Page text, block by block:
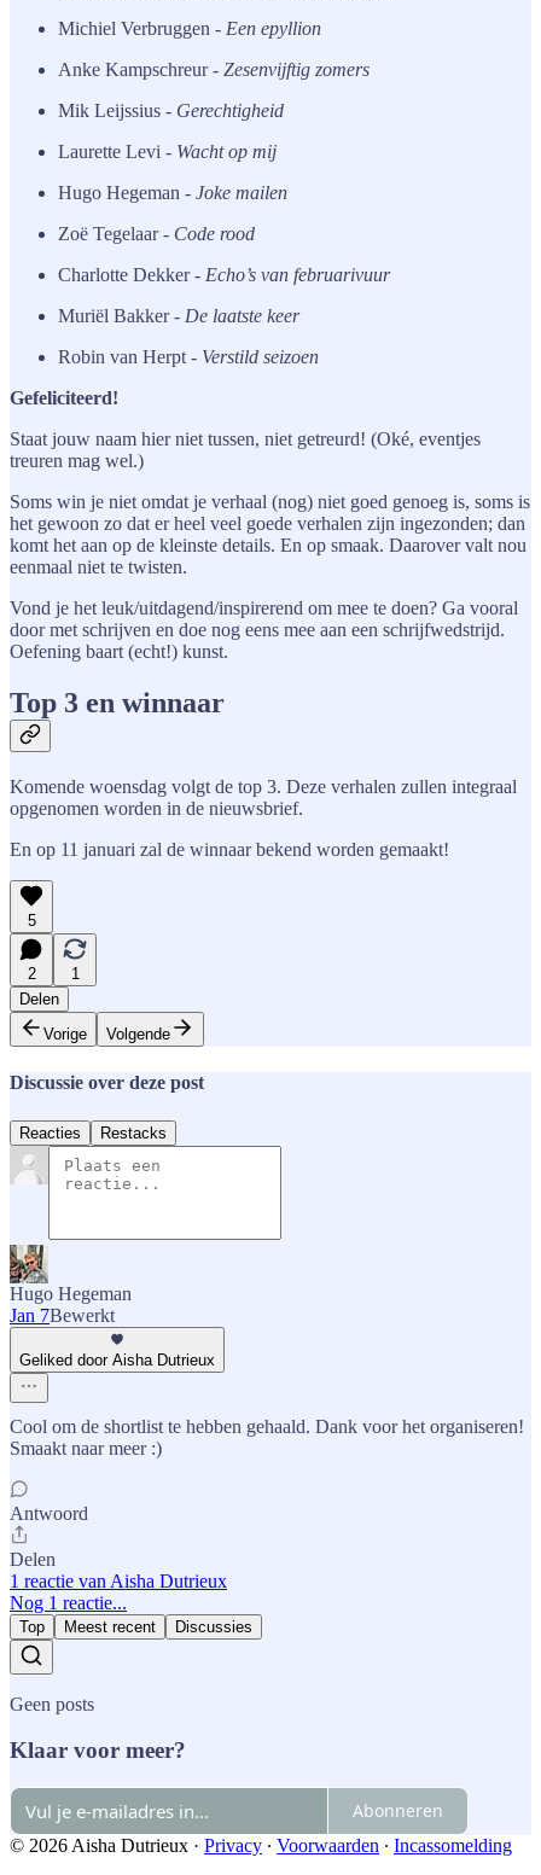
Michiel Verbruggen - Een epyllion
Anke Kampschreur - Zesenvijftig zomers
Mik Leijssius - Gerechtigheid
Laurette Levi - Wacht op mij
Hugo Hegeman - Joke mailen
Zoë Tegelaar - Code rood
Charlotte Dekker - Echo’s van februarivuur
Muriël Bakker - De laatste keer
Robin van Herpt - Verstild seizoen
Gefeliciteerd!
Staat jouw naam hier niet tussen, niet getreurd! (Oké, eventjes
treuren mag wel.)
Soms win je niet omdat je verhaal (nog) niet goed genoeg is, soms is
het gewoon zo dat er heel veel goede verhalen zijn ingezonden; dan
komt het aan op de kleinste details. En op smaak. Daarover valt nou
eenmaal niet te twisten.
Vond je het leuk/uitdagend/inspirerend om mee te doen? Ga vooral
door met schrijven en doe nog eens mee aan een schrijfwedstrijd.
Oefening baart (echt!) kunst.
Top 3 en winnaar
Komende woensdag volgt de top 3. Deze verhalen zullen integraal
opgenomen worden in de nieuwsbrief.
En op 11 januari zal de winnaar bekend worden gemaakt!
5
2
1
Delen
Vorige
Volgende
Discussie over deze post
Reacties Restacks
Hugo Hegeman
Jan 7Bewerkt
Geliked door Aisha Dutrieux
Cool om de shortlist te hebben gehaald. Dank voor het organiseren!
Smaakt naar meer :)
Antwoord
Delen
1 reactie van Aisha Dutrieux
Nog 1 reactie...
Top Meest recent Discussies
Geen posts
Klaar voor meer?
Abonneren
© 2026 Aisha Dutrieux · Privacy ∙ Voorwaarden ∙ Incassomelding